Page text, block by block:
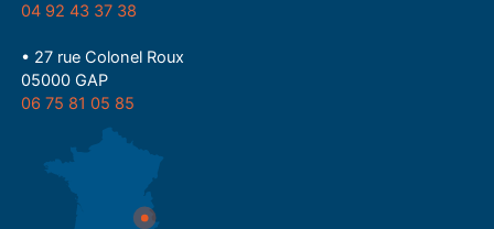
04 92 43 37 38
• 27 rue Colonel Roux
05000 GAP
06 75 81 05 85